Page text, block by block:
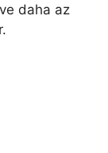
daha az